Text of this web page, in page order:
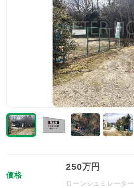
価格
250万円
ローンシュミレーター